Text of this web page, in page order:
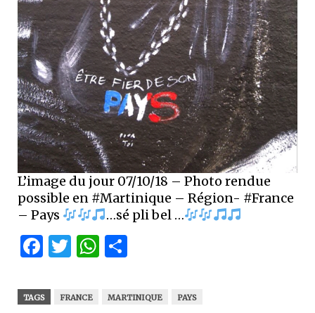
L’image du jour 07/10/18 – Photo rendue
possible en #Martinique – Région- #France
– Pays
…sé pli bel …
Facebook
Twitter
WhatsApp
TAGS FRANCE MARTINIQUE PAYS